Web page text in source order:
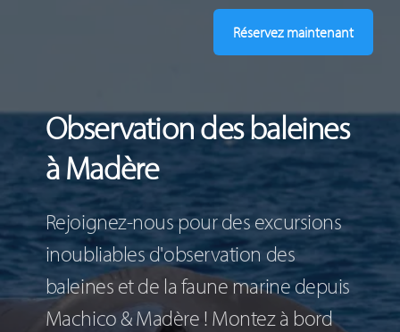
Réservez maintenant
Observation des baleines
à Madère
Rejoignez-nous pour des excursions
inoubliables d'observation des
baleines et de la faune marine depuis
Machico & Madère ! Montez à bord